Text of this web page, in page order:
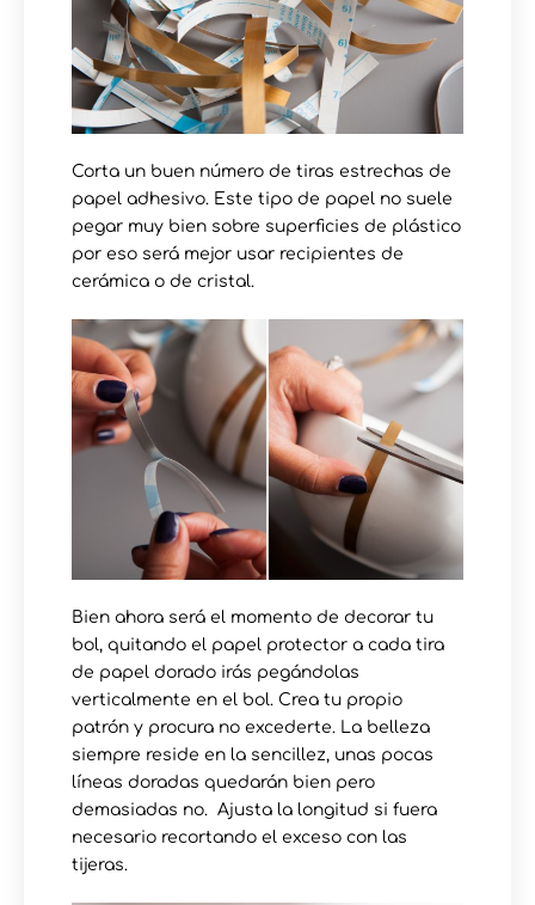
Corta un buen número de tiras estrechas de
papel adhesivo. Este tipo de papel no suele
pegar muy bien sobre superficies de plástico
por eso será mejor usar recipientes de
cerámica o de cristal.
Bien ahora será el momento de decorar tu
bol, quitando el papel protector a cada tira
de papel dorado irás pegándolas
verticalmente en el bol. Crea tu propio
patrón y procura no excederte. La belleza
siempre reside en la sencillez, unas pocas
líneas doradas quedarán bien pero
demasiadas no. Ajusta la longitud si fuera
necesario recortando el exceso con las
tijeras.